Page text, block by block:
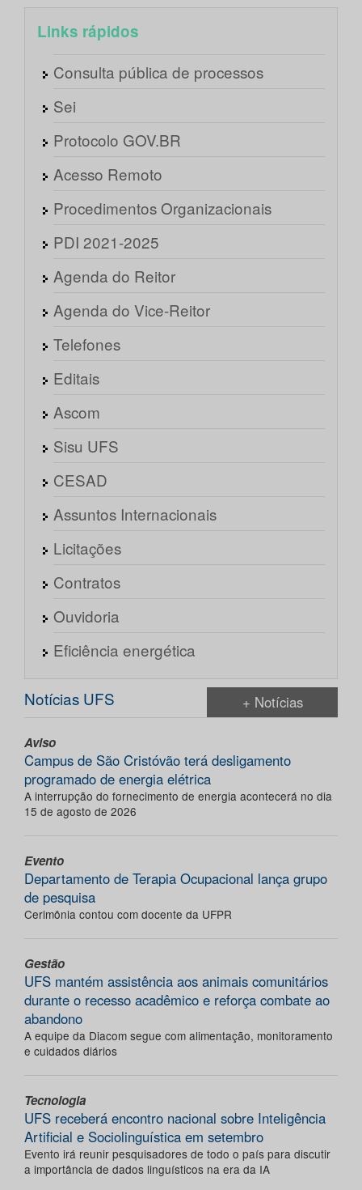
Links rápidos
Consulta pública de processos
Sei
Protocolo GOV.BR
Acesso Remoto
Procedimentos Organizacionais
PDI 2021-2025
Agenda do Reitor
Agenda do Vice-Reitor
Telefones
Editais
Ascom
Sisu UFS
CESAD
Assuntos Internacionais
Licitações
Contratos
Ouvidoria
Eficiência energética
Notícias UFS + Notícias
Aviso
Campus de São Cristóvão terá desligamento
programado de energia elétrica
A interrupção do fornecimento de energia acontecerá no dia
15 de agosto de 2026
Evento
Departamento de Terapia Ocupacional lança grupo
de pesquisa
Cerimônia contou com docente da UFPR
Gestão
UFS mantém assistência aos animais comunitários
durante o recesso acadêmico e reforça combate ao
abandono
A equipe da Diacom segue com alimentação, monitoramento
e cuidados diários
Tecnologia
UFS receberá encontro nacional sobre Inteligência
Artificial e Sociolinguística em setembro
Evento irá reunir pesquisadores de todo o país para discutir
a importância de dados linguísticos na era da IA